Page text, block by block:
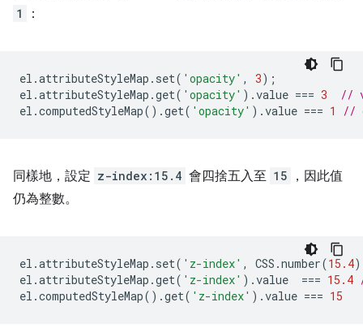
1 ：
el .attributeStyleMap . set( 'opacity' , 3);
el .attributeStyleMap .get( 'opacity' ).value === 3
//
el .computedStyleMap().get( 'opacity' ).value === 1 //
同樣地，設定 z-index:15.4 會四捨五入至 15
，因此值
仍為整數。
el .attributeStyleMap . set( 'z-index' , CSS .number(15.4
el .attributeStyleMap .get( 'z-index' ).value === 15.4
el .computedStyleMap().get( 'z-index' ).value === 15